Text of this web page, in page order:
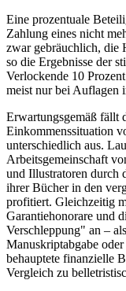
Eine prozentuale
Zahlung eines nicht
zwar gebräuchlich, die
so die Ergebnisse der
Verlockende 10
meist nur bei Auflagen
Erwartungsgemäß fällt
Einkommenssituation
unterschiedlich aus.
Arbeitsgemeinschaft
und Illustratoren durch
ihrer Bücher in den
profitiert. Gleichzeitig
Garantiehonorare und
Verschleppung" an –
Manuskriptabgabe
behauptete finanzielle
Vergleich zu